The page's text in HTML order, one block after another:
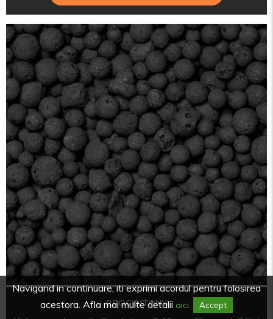
BROCKYTONY
Navigand in continuare, iti exprimi acordul pentru folosirea
acestora. Afla mai multe detalii aici. Accept